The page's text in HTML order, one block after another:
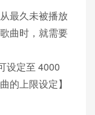
最久未被播放
曲时，就需要
设定至 4000
的上限设定】